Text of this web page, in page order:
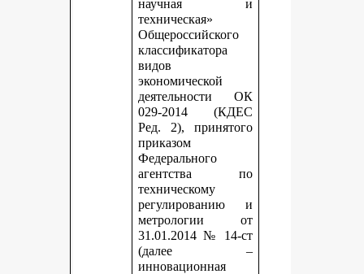
научная и
техническая»
Общероссийского
классификатора
видов
экономической
деятельности ОК
029-2014 (КДЕС
Ред. 2), принятого
приказом
Федерального
агентства по
техническому
регулированию и
метрологии от
31.01.2014 № 14-ст
(далее –
инновационная